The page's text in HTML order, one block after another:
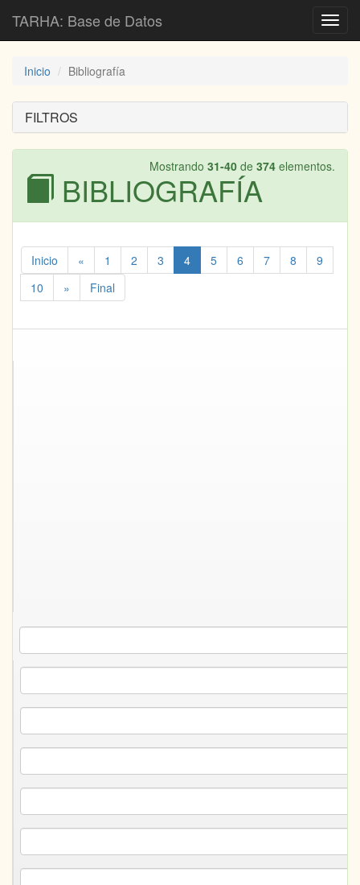
TARHA: Base de Datos
Inicio Bibliografía
FILTROS
Mostrando 31-40 de 374 elementos.
BIBLIOGRAFÍA
Inicio « 1 2 3 4 5 6 7 8
9
10
» Final